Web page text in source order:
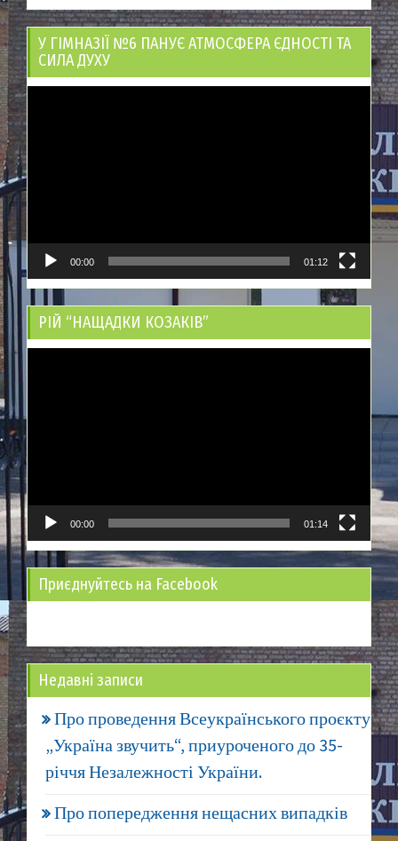
У ГІМНАЗІЇ №6 ПАНУЄ АТМОСФЕРА ЄДНОСТІ ТА
СИЛА ДУХУ
00:00 01:12
РІЙ “НАЩАДКИ КОЗАКІВ”
00:00 01:14
Приєднуйтесь на Facebook
Недавні записи
Про проведення Всеукраїнського проєкту
„Україна звучить“, приуроченого до 35-
річчя Незалежності України.
Про попередження нещасних випадків